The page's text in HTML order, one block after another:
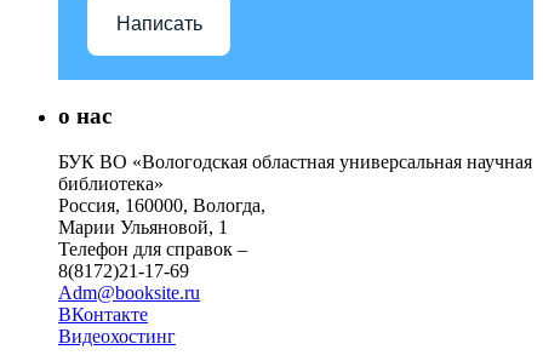
Написать
о нас
БУК ВО «Вологодская областная универсальная научная
библиотека»
Россия, 160000, Вологда,
Марии Ульяновой, 1
Телефон для справок –
8(8172)21-17-69
Adm@booksite.ru
ВКонтакте
Видеохостинг